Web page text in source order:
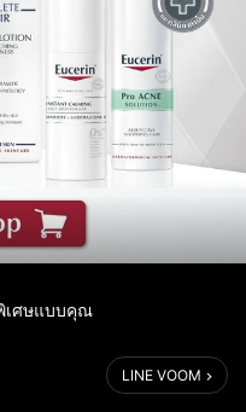
เศษแบบคุณ
ฟรี pH5 Wash Perfume free
LINE VOOM